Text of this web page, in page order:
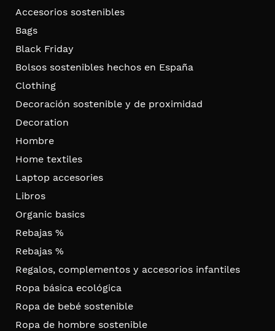
Accesorios sostenibles
Bags
Black Friday
Bolsos sostenibles hechos en España
Clothing
Decoración sostenible y de proximidad
Decoration
Hombre
Home textiles
Laptop accesories
Libros
Organic basics
Rebajas %
Rebajas %
Regalos, complementos y accesorios infantiles
Ropa básica ecológica
Ropa de bebé sostenible
Ropa de hombre sostenible